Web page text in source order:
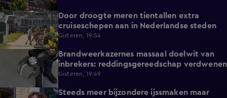
2:11
Door droogte meren tientallen extra
cruiseschepen aan in Nederlandse steden
Gisteren, 19:54
Brandweerkazernes massaal doelwit van
inbrekers: reddingsgereedschap verdwenen
Gisteren, 19:49
1:17
Steeds meer bijzondere ijssmaken maar